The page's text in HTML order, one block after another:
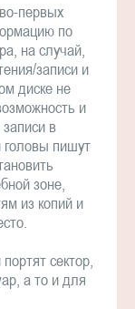
первых
по
на случай,
записи и
диске не
и
в
головы пишут
зоне,
из копий и
сектор,
а то и для